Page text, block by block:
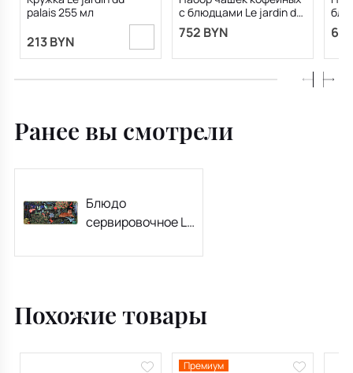
palais 255 мл
213 BYN
с блюдцами Le jardin du
palais 260 мл, 4
предмета
752 BYN
Ранее вы смотрели
Блюдо
сервировочное Le
36х15 см
Похожие товары
Премиум